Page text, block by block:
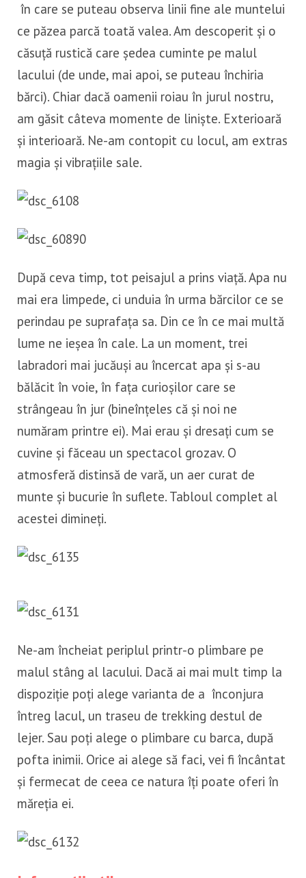
în care se puteau observa linii fine ale muntelui
ce păzea parcă toată valea. Am descoperit și o
căsuță rustică care ședea cuminte pe malul
lacului (de unde, mai apoi, se puteau închiria
bărci). Chiar dacă oamenii roiau în jurul nostru,
am găsit câteva momente de liniște. Exterioară
și interioară. Ne-am contopit cu locul, am extras
magia și vibrațiile sale.
După ceva timp, tot peisajul a prins viață. Apa nu
mai era limpede, ci unduia în urma bărcilor ce se
perindau pe suprafața sa. Din ce în ce mai multă
lume ne ieșea în cale. La un moment, trei
labradori mai jucăuși au încercat apa și s-au
bălăcit în voie, în fața curioșilor care se
strângeau în jur (bineînțeles că și noi ne
număram printre ei). Mai erau și dresați cum se
cuvine și făceau un spectacol grozav. O
atmosferă distinsă de vară, un aer curat de
munte și bucurie în suflete. Tabloul complet al
acestei dimineți.
Ne-am încheiat periplul printr-o plimbare pe
malul stâng al lacului. Dacă ai mai mult timp la
dispoziție poți alege varianta de a înconjura
întreg lacul, un traseu de trekking destul de
lejer. Sau poți alege o plimbare cu barca, după
pofta inimii. Orice ai alege să faci, vei fi încântat
și fermecat de ceea ce natura îți poate oferi în
măreția ei.